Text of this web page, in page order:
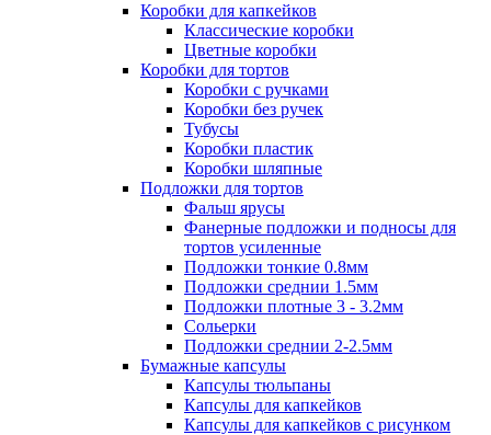
Коробки для капкейков
Классические коробки
Цветные коробки
Коробки для тортов
Коробки с ручками
Коробки без ручек
Тубусы
Коробки пластик
Коробки шляпные
Подложки для тортов
Фальш ярусы
Фанерные подложки и подносы для
тортов усиленные
Подложки тонкие 0.8мм
Подложки среднии 1.5мм
Подложки плотные 3 - 3.2мм
Сольерки
Подложки среднии 2-2.5мм
Бумажные капсулы
Капсулы тюльпаны
Капсулы для капкейков
Капсулы для капкейков с рисунком